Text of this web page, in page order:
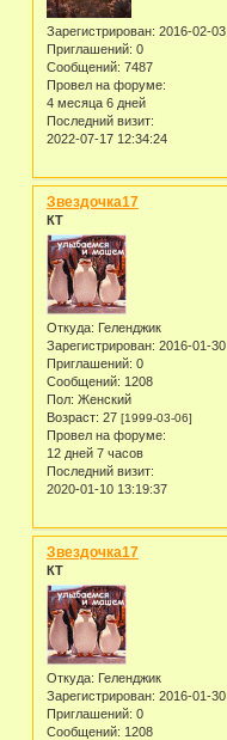
Зарегистрирован: 2016-02-03
Приглашений: 0
Сообщений: 7487
Провел на форуме:
4 месяца 6 дней
Последний визит:
2022-07-17 12:34:24
Звездочка17
КТ
Откуда: Геленджик
Зарегистрирован: 2016-01-30
Приглашений: 0
Сообщений: 1208
Пол: Женский
Возраст: 27 [1999-03-06]
Провел на форуме:
12 дней 7 часов
Последний визит:
2020-01-10 13:19:37
Звездочка17
КТ
Откуда: Геленджик
Зарегистрирован: 2016-01-30
Приглашений: 0
Сообщений: 1208